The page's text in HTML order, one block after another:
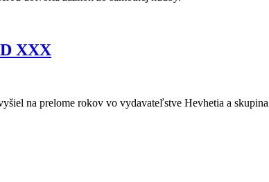
XXX
na prelome rokov vo vydavateľstve Hevhetia a